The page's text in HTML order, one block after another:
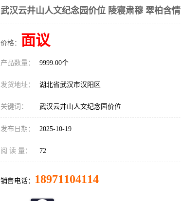
武汉云井山人文纪念园价位 陵寝肃穆 翠柏含情
价格： 面议
产品数量： 9999.00个
发货地址： 湖北省武汉市汉阳区
关键词： 武汉云井山人文纪念园价位
发布日期： 2025-10-19
阅 读 量： 72
销售电话： 18971104114